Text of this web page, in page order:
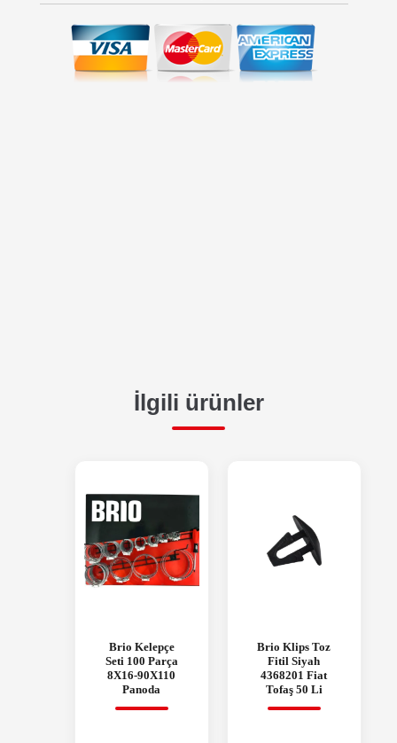
İlgili ürünler
Brio Kelepçe
Seti 100 Parça
8X16-90X110
Panoda
Brio Klips Toz
Fitil Siyah
4368201 Fiat
Tofaş 50 Li